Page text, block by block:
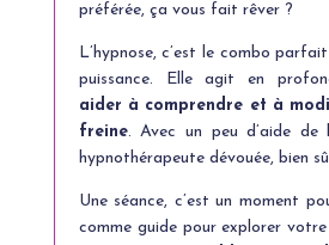
préférée, ça vous fait rêver ?
L’hypnose, c’est le combo
puissance. Elle agit en
aider à comprendre et à
freine. Avec un peu d’aide
hypnothérapeute dévouée, bien
Une séance, c’est un moment
comme guide pour explorer